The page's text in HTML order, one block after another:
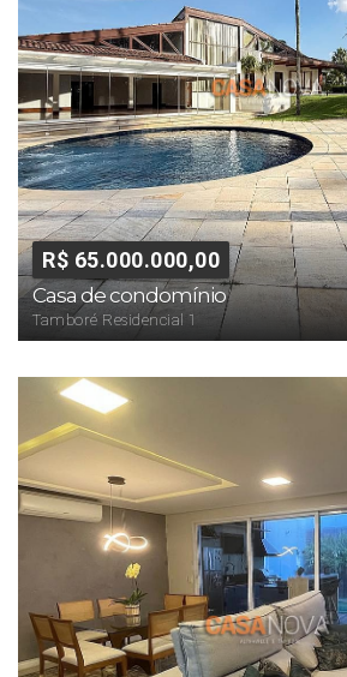
R$ 65.000.000,00
Casa de condomínio
Tamboré Residencial 1